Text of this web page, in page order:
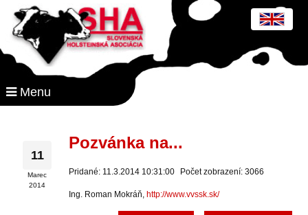
Menu
11
Marec
2014
Pozvánka na...
Pridané: 11.3.2014 10:31:00 Počet zobrazení: 3066
Ing. Roman Mokráň, http://www.vvssk.sk/